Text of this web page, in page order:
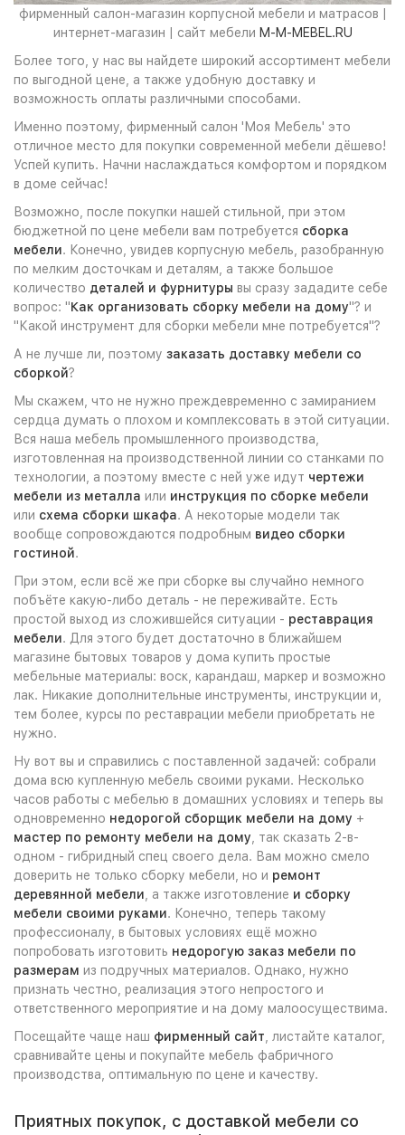
фирменный салон-магазин корпусной мебели и матрасов |
интернет-магазин | сайт мебели M-M-MEBEL.RU
Более того, у нас вы найдете широкий ассортимент мебели
по выгодной цене, а также удобную доставку и
возможность оплаты различными способами.
Именно поэтому, фирменный салон 'Моя Мебель' это
отличное место для покупки современной мебели дёшево!
Успей купить. Начни наслаждаться комфортом и порядком
в доме сейчас!
Возможно, после покупки нашей стильной, при этом
бюджетной по цене мебели вам потребуется сборка
мебели. Конечно, увидев корпусную мебель, разобранную
по мелким досточкам и деталям, а также большое
количество деталей и фурнитуры вы сразу зададите себе
вопрос: "Как организовать сборку мебели на дому"? и
"Какой инструмент для сборки мебели мне потребуется"?
А не лучше ли, поэтому заказать доставку мебели со
сборкой?
Мы скажем, что не нужно преждевременно с замиранием
сердца думать о плохом и комплексовать в этой ситуации.
Вся наша мебель промышленного производства,
изготовленная на производственной линии со станками по
технологии, а поэтому вместе с ней уже идут чертежи
мебели из металла или инструкция по сборке мебели
или схема сборки шкафа. А некоторые модели так
вообще сопровождаются подробным видео сборки
гостиной.
При этом, если всё же при сборке вы случайно немного
побъёте какую-либо деталь - не переживайте. Есть
простой выход из сложившейся ситуации - реставрация
мебели. Для этого будет достаточно в ближайшем
магазине бытовых товаров у дома купить простые
мебельные материалы: воск, карандаш, маркер и возможно
лак. Никакие дополнительные инструменты, инструкции и,
тем более, курсы по реставрации мебели приобретать не
нужно.
Ну вот вы и справились с поставленной задачей: собрали
дома всю купленную мебель своими руками. Несколько
часов работы с мебелью в домашних условиях и теперь вы
одновременно недорогой сборщик мебели на дому +
мастер по ремонту мебели на дому , так сказать 2-в-
одном - гибридный спец своего дела. Вам можно смело
доверить не только сборку мебели, но и ремонт
деревянной мебели , а также изготовление и сборку
мебели своими руками. Конечно, теперь такому
профессионалу, в бытовых условиях ещё можно
попробовать изготовить недорогую заказ мебели по
размерам из подручных материалов. Однако, нужно
признать честно, реализация этого непростого и
ответственного мероприятие и на дому малоосуществима.
Посещайте чаще наш фирменный сайт , листайте каталог,
сравнивайте цены и покупайте мебель фабричного
производства, оптимальную по цене и качеству.
Приятных покупок, с доставкой мебели со